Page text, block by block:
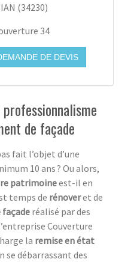
(34230)
34
DE DEVIS
de façade
fait l’objet d’une
10 ans ? Ou alors,
patrimoineest-il en
temps de rénoveret de
réalisé par des
Couverture
la remise en état
se débarrassant des